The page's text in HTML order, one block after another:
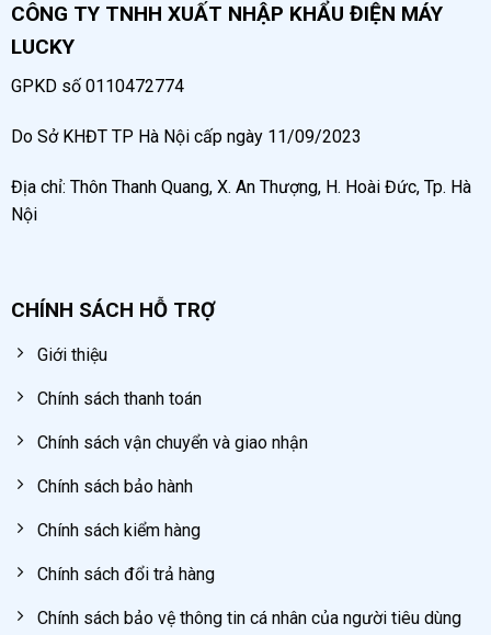
CÔNG TY TNHH XUẤT NHẬP KHẨU ĐIỆN MÁY
LUCKY
GPKD số 0110472774
Do Sở KHĐT TP Hà Nội cấp ngày 11/09/2023
Địa chỉ: Thôn Thanh Quang, X. An Thượng, H. Hoài Đức, Tp. Hà
Nội
CHÍNH SÁCH HỖ TRỢ
Giới thiệu
Chính sách thanh toán
Chính sách vận chuyển và giao nhận
Chính sách bảo hành
Chính sách kiểm hàng
Chính sách đổi trả hàng
Chính sách bảo vệ thông tin cá nhân của người tiêu dùng